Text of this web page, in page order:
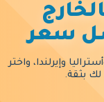
سعر
وإيرلندا، واختر
بثقة.